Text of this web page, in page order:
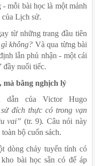
mỗi bài học là một mảnh
Lịch sử.
từ những trang đầu tiên
không? Và qua từng bài
lẫn phủ nhận - một cái
đầy nuối tiếc.
mà bằng nghịch lý
dẫn của Victor Hugo
đích thực có trong vạn
vai” (tr. 9). Câu nói này
bộ cuốn sách.
dòng chảy tuyến tính có
bài học sẵn có để áp